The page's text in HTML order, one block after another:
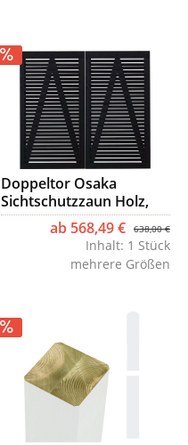
Doppeltor Osaka
Sichtschutzzaun Holz,
schwarzab 568,49 € 638,00 €
Inhalt: 1 Stück
mehrere Größen